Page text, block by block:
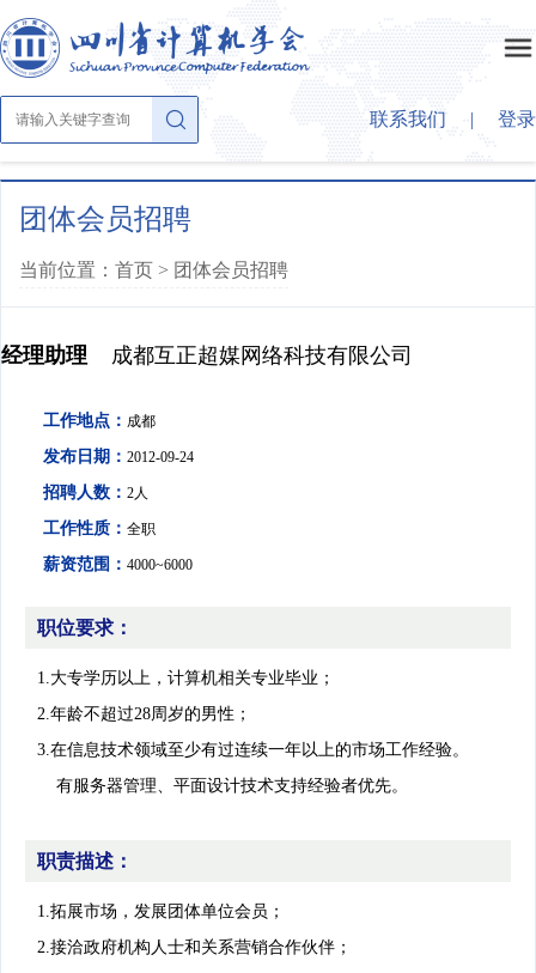
联系我们 | 登录
首页
学会概况
章法条则
大事纪要
智策顾问
学会动态
学会活动
关注学会
学会大家庭
理事会成员
个人会员
学会专家团
会员学术成就
会员产权成果
学术论道撷英
学术刊物集萃
团体会员招聘
团体会员招聘
当前位置：首页 > 团体会员招聘
经理助理 成都互正超媒网络科技有限公司
工作地点： 成都
发布日期： 2012-09-24
招聘人数： 2人
工作性质： 全职
薪资范围： 4000~6000
职位要求：
1.大专学历以上，计算机相关专业毕业；
2.年龄不超过28周岁的男性；
3.在信息技术领域至少有过连续一年以上的市场工作经验。
有服务器管理、平面设计技术支持经验者优先。
职责描述：
1.拓展市场，发展团体单位会员；
2.接洽政府机构人士和关系营销合作伙伴；